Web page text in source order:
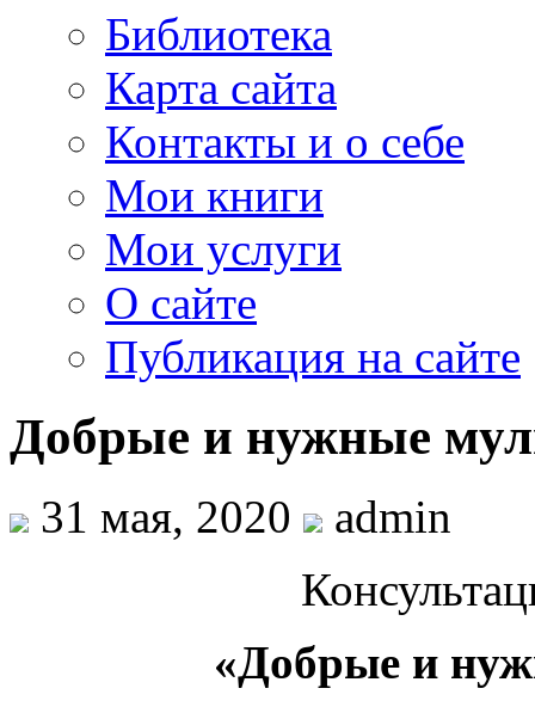
Библиотека
Карта сайта
Контакты и о себе
Мои книги
Мои услуги
О сайте
Публикация на сайте
Добрые и нужные
31 мая, 2020
admin
«Добрые и